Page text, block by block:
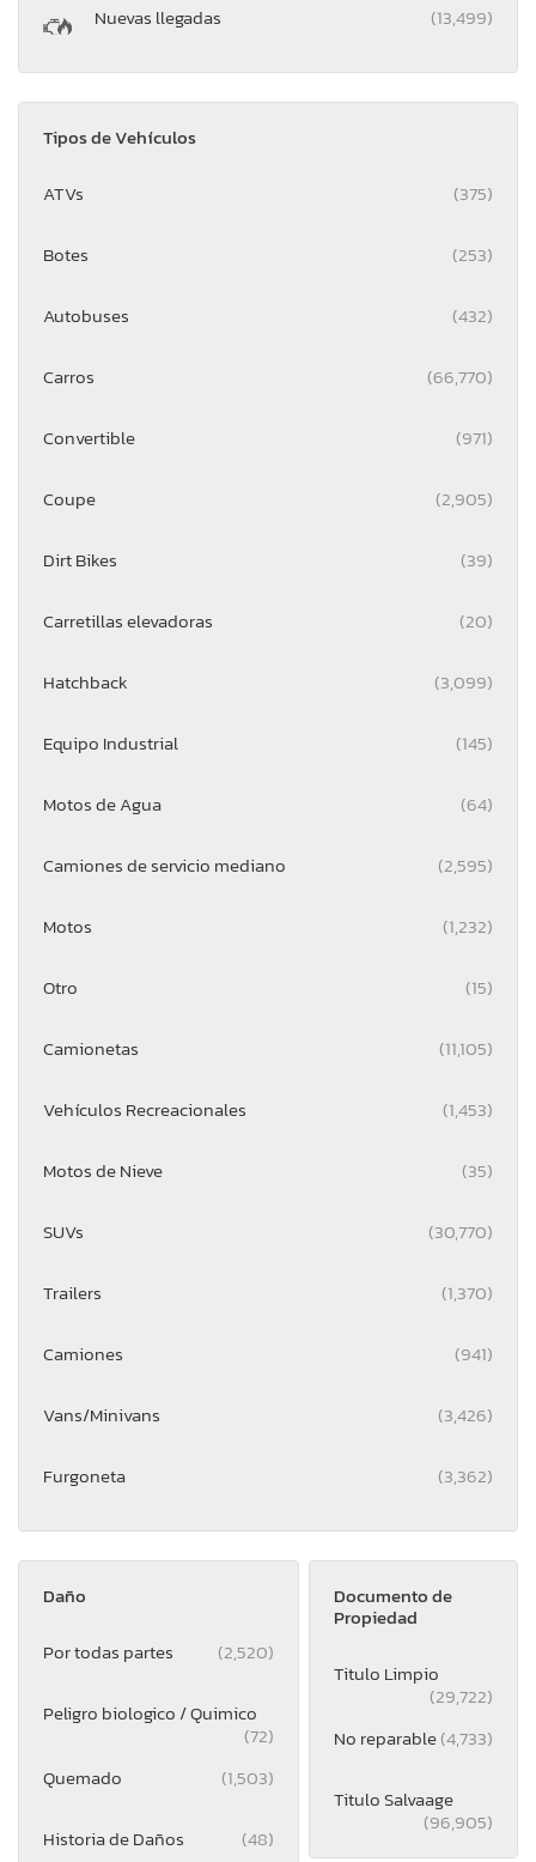
Nuevas llegadas (13,499)
Tipos de Vehículos
ATVs (375)
Botes (253)
Autobuses (432)
Carros (66,770)
Convertible (971)
Coupe (2,905)
Dirt Bikes (39)
Carretillas elevadoras (20)
Hatchback (3,099)
Equipo Industrial (145)
Motos de Agua (64)
Camiones de servicio mediano (2,595)
Motos (1,232)
Otro (15)
Camionetas (11,105)
Vehículos Recreacionales (1,453)
Motos de Nieve (35)
SUVs (30,770)
Trailers (1,370)
Camiones (941)
Vans/Minivans (3,426)
Furgoneta (3,362)
Daño
Por todas partes (2,520)
Peligro biologico / Quimico
(72)
Quemado
(1,503)
Historia de Daños (48)
Documento de
Propiedad
Titulo Limpio
(29,722)
No reparable(4,733)
Titulo Salvaage
(96,905)